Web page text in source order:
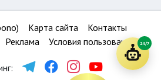
Карта сайта
Контакты
Реклама Условия пользования 24/7